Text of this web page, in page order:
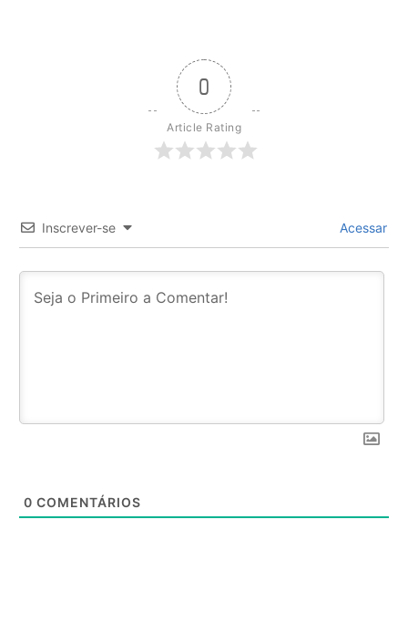
0
Article Rating
Inscrever-se Acessar
0 COMENTÁRIOS